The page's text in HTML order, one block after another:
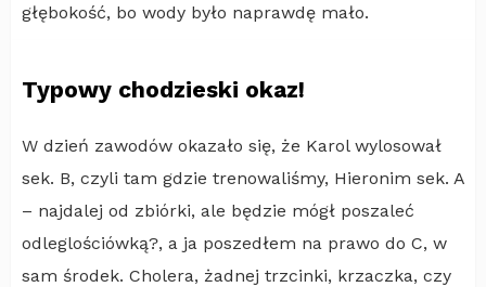
głębokość, bo wody było naprawdę mało.
Typowy chodzieski okaz!
W dzień zawodów okazało się, że Karol wylosował
sek. B, czyli tam gdzie trenowaliśmy, Hieronim sek. A
– najdalej od zbiórki, ale będzie mógł poszaleć
odleglościówką?, a ja poszedłem na prawo do C, w
sam środek. Cholera, żadnej trzcinki, krzaczka, czy